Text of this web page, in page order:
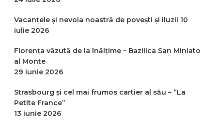
Vacanțele și nevoia noastră de povești și iluzii 10
iulie 2026
Florența văzută de la înălțime – Bazilica San Miniato
al Monte
29 iunie 2026
Strasbourg și cel mai frumos cartier al său – “La
Petite France”
13 iunie 2026